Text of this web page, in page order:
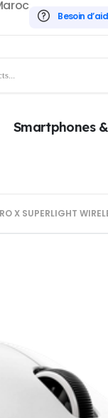
Besoin
Smartphones
X SUPERLIGHT